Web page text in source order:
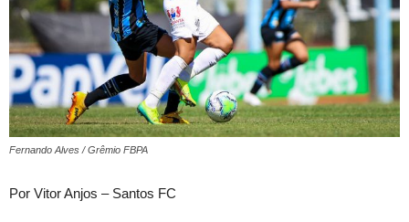
Fernando Alves / Grêmio FBPA
Por Vitor Anjos – Santos FC